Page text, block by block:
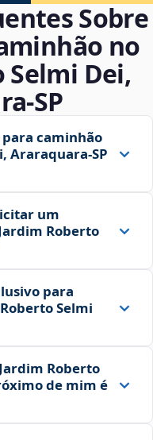
Sobre
no
Selmi Dei,
caminhão
Araraquara‑SP
um
Roberto
para
Selmi
Roberto
de mim é